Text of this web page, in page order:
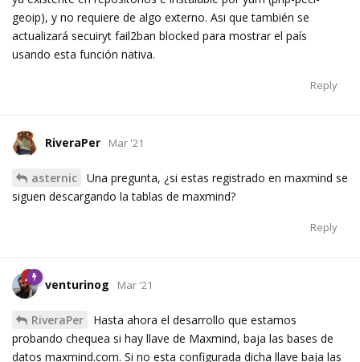
geoip), y no requiere de algo externo. Asi que también se
actualizará secuiryt fail2ban blocked para mostrar el país
usando esta función nativa.
Reply
RiveraPer Mar '21
asternic
Una pregunta, ¿si estas registrado en maxmind se
siguen descargando la tablas de maxmind?
Reply
venturinog Mar '21
RiveraPer
Hasta ahora el desarrollo que estamos
probando chequea si hay llave de Maxmind, baja las bases de
datos maxmind.com. Si no esta configurada dicha llave baja las